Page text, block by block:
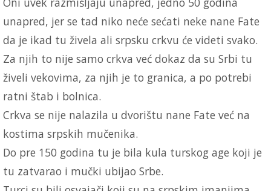
unapred, jer se tad niko neće sećati neke nane Fate
da je ikad tu živela ali srpsku crkvu će videti svako.
Za njih to nije samo crkva već dokaz da su Srbi tu
živeli vekovima, za njih je to granica, a po potrebi
ratni štab i bolnica.
Crkva se nije nalazila u dvorištu nane Fate već na
kostima srpskih mučenika.
Do pre 150 godina tu je bila kula turskog age koji je
tu zatvarao i mučki ubijao Srbe.